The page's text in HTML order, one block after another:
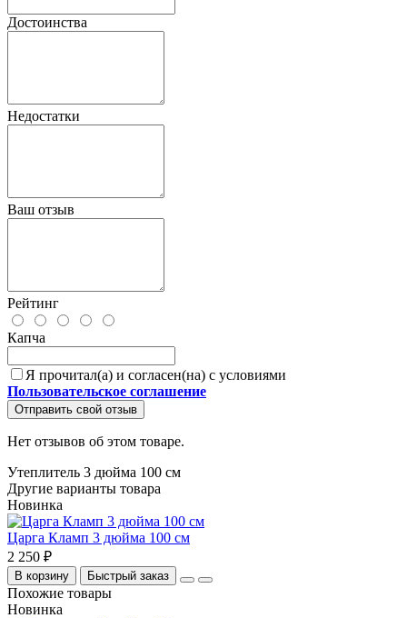
Достоинства
Недостатки
Ваш отзыв
Рейтинг
Капча
Я прочитал(а) и согласен(на) с условиями
Пользовательское соглашение
Отправить свой отзыв
Нет отзывов об этом товаре.
Утеплитель 3 дюйма 100 см
Другие варианты товара
Новинка
Царга Кламп 3 дюйма 100 см
2 250 ₽
В корзину Быстрый заказ
Похожие товары
Новинка